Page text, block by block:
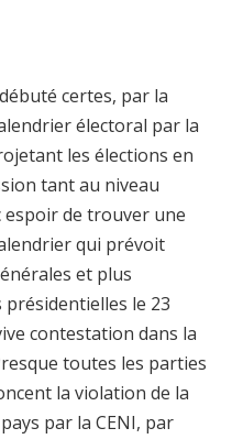
certes, par la
électoral par la
les élections en
tant au niveau
de trouver une
qui prévoit
et plus
le 23
contestation dans la
toutes les parties
la violation de la
par la CENI, par